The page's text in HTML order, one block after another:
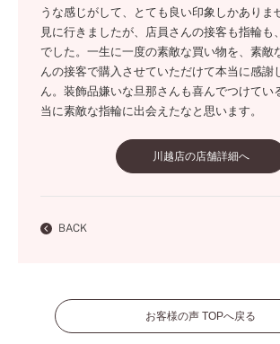
うな感じがして、とても良い印象しかありま
見に行きましたが、店員さんの接客も指輪も
でした。一生に一度の素敵な買い物を、素敵
んの接客で購入させていただけて本当に感謝
ん。装飾品嫌いな旦那さんも喜んでつけてい
当に素敵な指輪に出会えたなと思います。
川越店の店舗詳細へ
BACK
お客様の声 TOPへ戻る